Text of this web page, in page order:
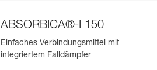
ABSORBICA®-I 150
Einfaches Verbindungsmittel mit
integriertem Falldämpfer